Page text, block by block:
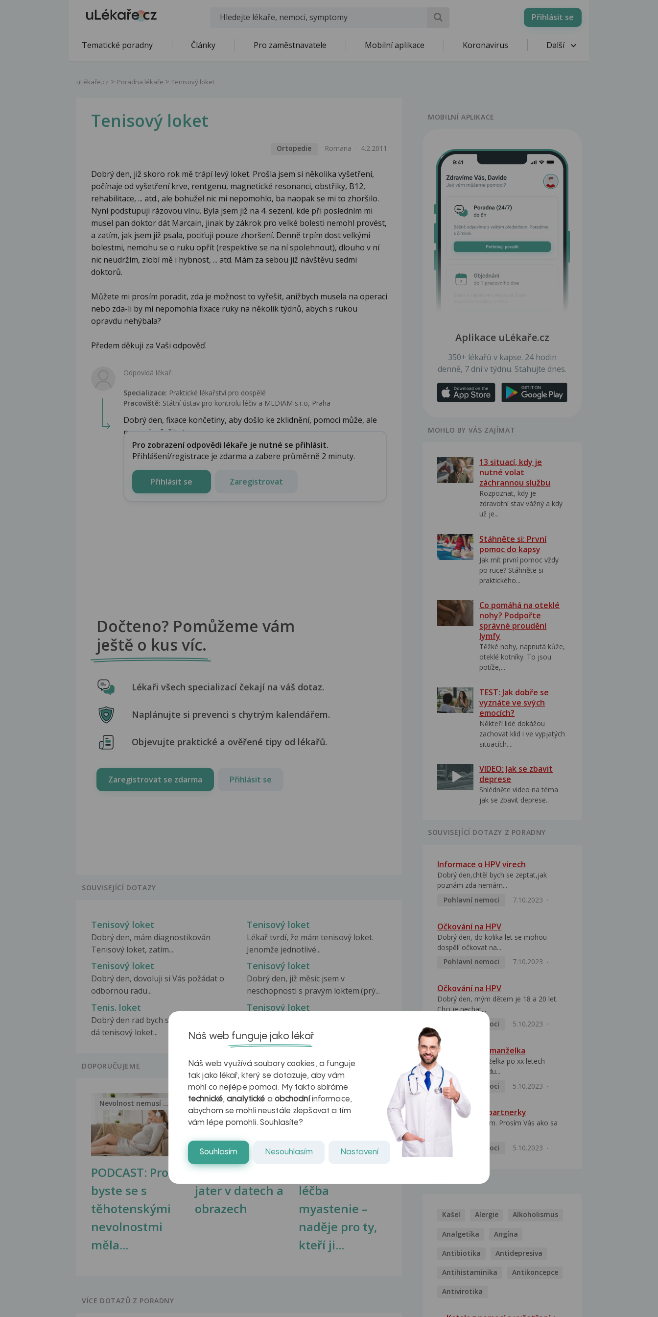
Přihlásit se
Tematické poradny Články Pro zaměstnavatele Mobilní aplikace Koronavirus Další
uLékaře.cz Poradna lékaře Tenisový loket
Tenisový loket
Ortopedie Romana 4.2.2011
Dobrý den, již skoro rok mě trápí levý loket. Prošla jsem si několika vyšetření,
počínaje od vyšetření krve, rentgenu, magnetické resonanci, obstřiky, B12,
rehabilitace, ... atd., ale bohužel nic mi nepomohlo, ba naopak se mi to zhoršilo.
Nyní podstupuji rázovou vlnu. Byla jsem již na 4. sezení, kde při posledním mi
musel pan doktor dát Marcain, jinak by zákrok pro velké bolesti nemohl provést,
a zatím, jak jsem již psala, pociťuji pouze zhoršení. Denně trpím dost velkými
bolestmi, nemohu se o ruku opřít (respektive se na ní spolehnout), dlouho v ní
nic neudržím, zlobí mě i hybnost, ... atd. Mám za sebou již návštěvu sedmi
doktorů.
Můžete mi prosím poradit, zda je možnost to vyřešit, anižbych musela na operaci
nebo zda-li by mi nepomohla fixace ruky na několik týdnů, abych s rukou
opravdu nehýbala?
Předem děkuji za Vaši odpověď.
Odpovídá lékař:
Specializace: Praktické lékařství pro dospělé
Pracoviště: Státní ústav pro kontrolu léčiv a MEDIAM s.r.o, Praha
Dobrý den, fixace končetiny, aby došlo ke zklidnění, pomoci může, ale
nemusí vyřešit stav ...
Pro zobrazení odpovědi lékaře je nutné se přihlásit.
Přihlášení/registrace je zdarma a zabere průměrně 2 minuty.
Přihlásit se Zaregistrovat
Dočteno? Pomůžeme vám
ještě o kus víc.
Lékaři všech specializací čekají na váš dotaz.
Naplánujte si prevenci s chytrým kalendářem.
Objevujte praktické a ověřené tipy od lékařů.
Zaregistrovat se zdarma Přihlásit se
SOUVISEJÍCÍ DOTAZY
Tenisový loket
Dobrý den, mám diagnostikován
Tenisový loket, zatím...
Tenisový loket
Lékař tvrdí, že mám tenisový loket.
Jenomže jednotlivé...
Tenisový loket
Dobrý den, dovoluji si Vás požádat o
odbornou radu...
Tenisový loket
Dobrý den, již měsíc jsem v
neschopnosti s pravým loktem.(prý...
Tenis. loket
Dobrý den rad bych se zeptal zda se
dá tenisový loket...
Tenisový loket
ten.lokte.Lékař...
DOPORUČUJEME
PODCAST: Proč
byste se s
těhotenskými
nevolnostmi
měla...
Nevolnost nemusí být nutnou...
Ztukovatění
jater v datech a
obrazech
Jak na zdravá játra?
léčba
myastenie –
naděje pro ty,
kteří ji...
VÍCE DOTAZŮ Z PORADNY
MOBILNÍ APLIKACE
Aplikace uLékaře.cz
350+ lékařů v kapse. 24 hodin
denně, 7 dní v týdnu. Stahujte dnes.
MOHLO BY VÁS ZAJÍMAT
13 situací, kdy je
nutné volat
záchrannou službu
Rozpoznat, kdy je
zdravotní stav vážný a kdy
už je...
Stáhněte si: První
pomoc do kapsy
Jak mít první pomoc vždy
po ruce? Stáhněte si
praktického...
Co pomáhá na oteklé
nohy? Podpořte
správné proudění
lymfy
Těžké nohy, napnutá kůže,
oteklé kotníky. To jsou
potíže,...
TEST: Jak dobře se
vyznáte ve svých
emocích?
Někteří lidé dokážou
zachovat klid i ve vypjatých
situacích....
VIDEO: Jak se zbavit
deprese
Shlédněte video na téma
jak se zbavit deprese..
SOUVISEJÍCÍ DOTAZY Z PORADNY
Informace o HPV virech
Dobrý den,chtěl bych se zeptat,jak
poznám zda nemám...
Pohlavní nemoci
7.10.2023
Očkování na HPV
Dobrý den, do kolika let se mohou
dospělí očkovat na...
Pohlavní nemoci
7.10.2023
Očkování na HPV
Dobrý den, mým dětem je 18 a 20 let.
Chci je nechat...
Pohlavní nemoci
5.10.2023
HPV pozitivní manželka
Dobrý den, manželka po xx letech
přivezla z Východu...
Pohlavní nemoci
5.10.2023
HPV typ 52 u partnerky
Dobrý deň prajem. Prosím Vás ako sa
Pohlavní nemoci
5.10.2023
NEMOCI
Kašel Alergie Alkoholismus
Analgetika Angína
Antibiotika Antidepresiva
Antihistaminika Antikoncepce
Antivirotika
Náš web funguje jako lékař
Náš web využívá soubory cookies, a funguje
tak jako lékař, který se dotazuje, aby vám
mohl co nejlépe pomoci. My takto sbíráme
technické,analytické a obchodníinformace,
abychom se mohli neustále zlepšovat a tím
vám lépe pomohli. Souhlasíte?
Souhlasím Nesouhlasím Nastavení